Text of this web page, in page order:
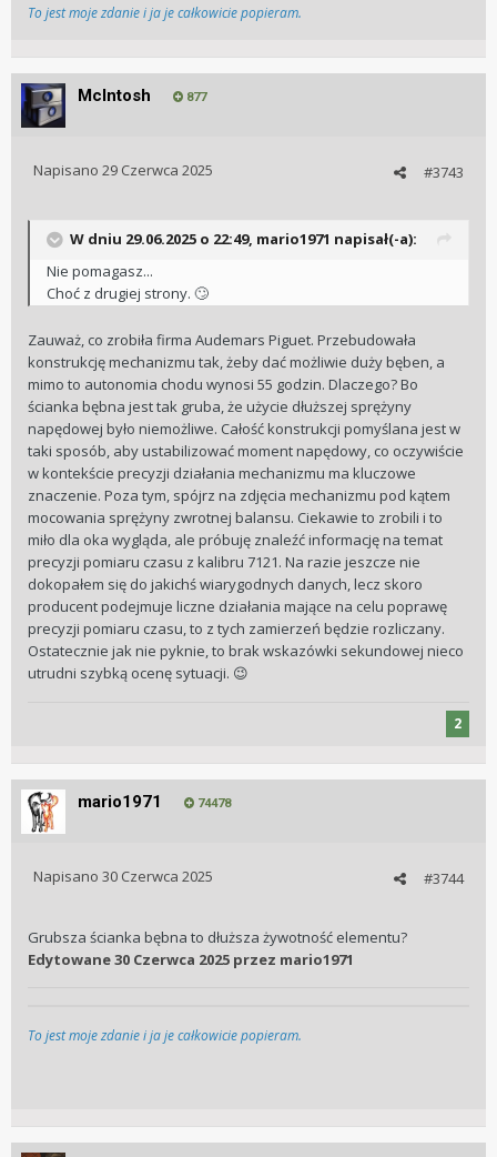
To jest moje zdanie i ja je całkowicie popieram.
McIntosh 877
#3743
Napisano 29 Czerwca 2025
W dniu 29.06.2025 o 22:49, mario1971 napisał(-a):
Nie pomagasz...
Choć z drugiej strony. 🙄
Zauważ, co zrobiła firma Audemars Piguet. Przebudowała
konstrukcję mechanizmu tak, żeby dać możliwie duży bęben, a
mimo to autonomia chodu wynosi 55 godzin. Dlaczego? Bo
ścianka bębna jest tak gruba, że użycie dłuższej sprężyny
napędowej było niemożliwe. Całość konstrukcji pomyślana jest w
taki sposób, aby ustabilizować moment napędowy, co oczywiście
w kontekście precyzji działania mechanizmu ma kluczowe
znaczenie. Poza tym, spójrz na zdjęcia mechanizmu pod kątem
mocowania sprężyny zwrotnej balansu. Ciekawie to zrobili i to
miło dla oka wygląda, ale próbuję znaleźć informację na temat
precyzji pomiaru czasu z kalibru 7121. Na razie jeszcze nie
dokopałem się do jakichś wiarygodnych danych, lecz skoro
producent podejmuje liczne działania mające na celu poprawę
precyzji pomiaru czasu, to z tych zamierzeń będzie rozliczany.
Ostatecznie jak nie pyknie, to brak wskazówki sekundowej nieco
utrudni szybką ocenę sytuacji. 😉
2
mario1971 74478
#3744
Napisano 30 Czerwca 2025
Grubsza ścianka bębna to dłuższa żywotność elementu?
Edytowane30 Czerwca 2025 przez mario1971
To jest moje zdanie i ja je całkowicie popieram.